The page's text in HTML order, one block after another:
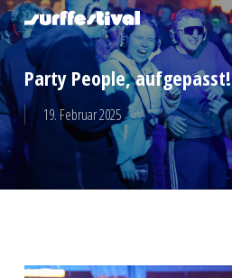
Skip
to
main
contentParty People, aufgepasst!
19. Februar 2025